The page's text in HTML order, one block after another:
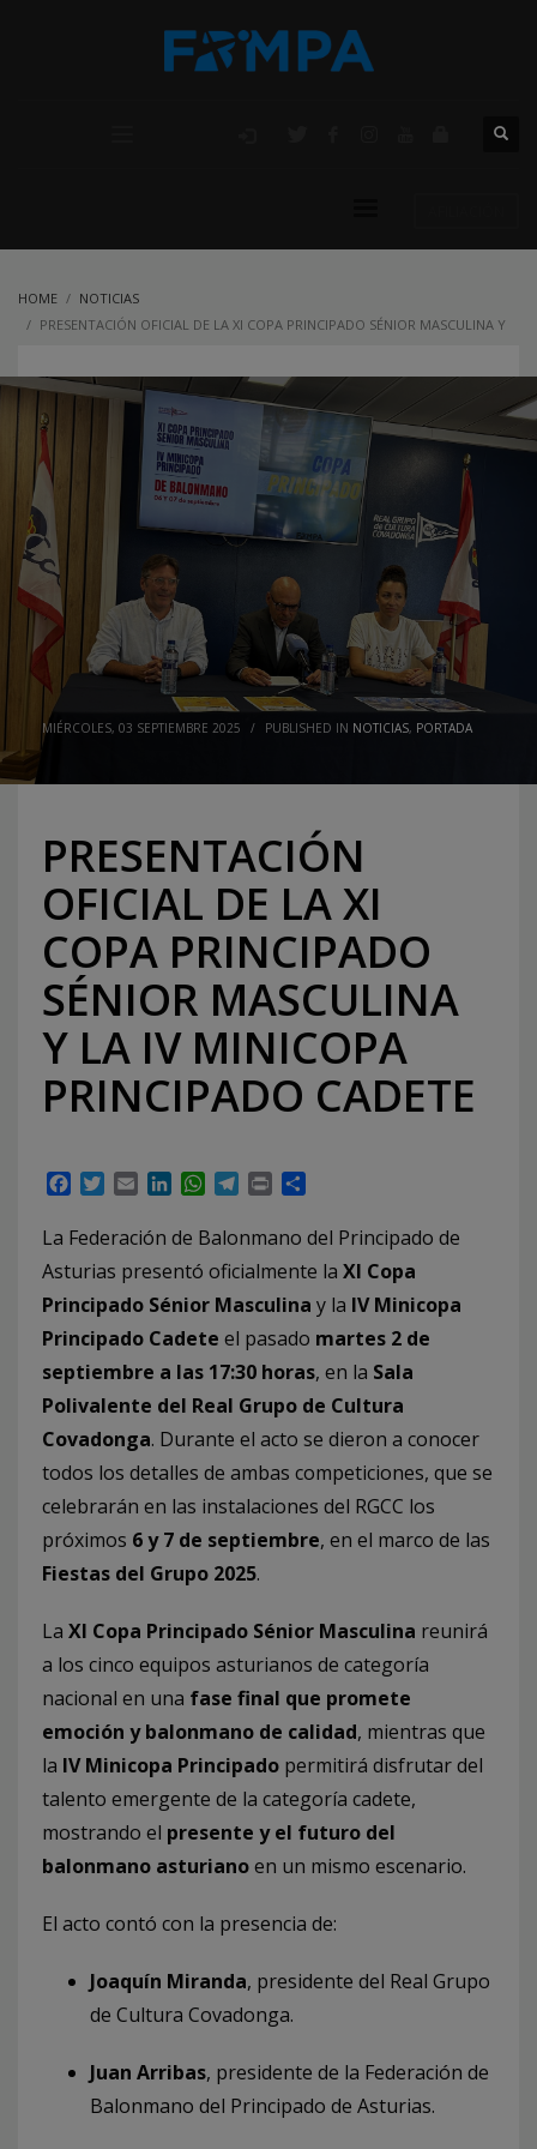
HOME
NOTICIAS
PRESENTACIÓN OFICIAL DE LA XI COPA PRINCIPADO SÉNIOR MASCULINA Y
MIÉRCOLES, 03 SEPTIEMBRE 2025 / PUBLISHED IN NOTICIAS, PORTADA
PRESENTACIÓN
OFICIAL DE LA XI
COPA PRINCIPADO
SÉNIOR MASCULINA
Y LA IV MINICOPA
PRINCIPADO CADETE
Facebook
TwitterEmailLinkedInWhatsApp
Telegram
Print
La Federación de Balonmano del Principado de
Asturias presentó oficialmente la XI Copa
Principado Sénior Masculina y la IV Minicopa
Principado Cadete el pasado martes 2 de
septiembre a las 17:30 horas, en la Sala
Polivalente del Real Grupo de Cultura
Covadonga. Durante el acto se dieron a conocer
todos los detalles de ambas competiciones, que se
celebrarán en las instalaciones del RGCC los
próximos 6 y 7 de septiembre, en el marco de las
Fiestas del Grupo 2025.
La XI Copa Principado Sénior Masculina reunirá
a los cinco equipos asturianos de categoría
nacional en una fase final que promete
emoción y balonmano de calidad, mientras que
la IV Minicopa Principado permitirá disfrutar del
talento emergente de la categoría cadete,
mostrando el presente y el futuro del
balonmano asturianoen un mismo escenario.
El acto contó con la presencia de:
Joaquín Miranda, presidente del Real Grupo
de Cultura Covadonga.
Juan Arribas, presidente de la Federación de
Balonmano del Principado de Asturias.